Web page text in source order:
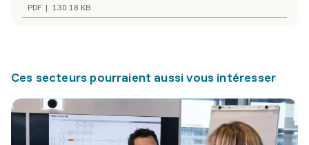
PDF 130.18 KB
Ces secteurs pourraient aussi vous intéresser